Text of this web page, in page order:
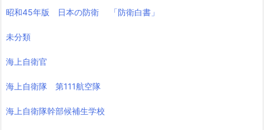
昭和45年版 日本の防衛 「防衛白書」
未分類
海上自衛官
海上自衛隊 第111航空隊
海上自衛隊幹部候補生学校